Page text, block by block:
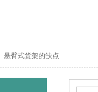
悬臂式货架的缺点